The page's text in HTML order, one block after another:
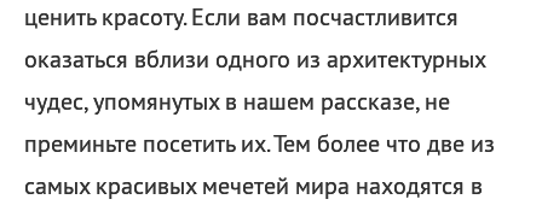
ценить красоту. Если вам посчастливится
оказаться вблизи одного из архитектурных
чудес, упомянутых в нашем рассказе, не
преминьте посетить их. Тем более что две из
самых красивых мечетей мира находятся в